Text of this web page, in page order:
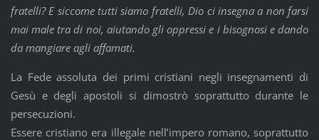
fratelli? E siccome tutti siamo fratelli, Dio ci insegna a non farsi
mai male tra di noi, aiutando gli oppressi e i bisognosi e dando
da mangiare agli affamati.
La Fede assoluta dei primi cristiani negli insegnamenti di
Gesù e degli apostoli si dimostrò soprattutto durante le
persecuzioni.
Essere cristiano era illegale nell’impero romano, soprattutto